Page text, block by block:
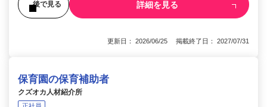
後で見る 詳細を見る
更新日： 2026/06/25 掲載終了日： 2027/07/31
保育園の保育補助者
クズオカ人材紹介所
正社員